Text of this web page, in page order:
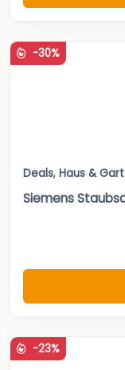
-30%
Deals, Haus &
Siemens
-23%